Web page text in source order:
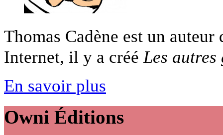
Thomas Cadène est un
Internet, il y a crééLes autres
En savoir plus
Owni Éditions